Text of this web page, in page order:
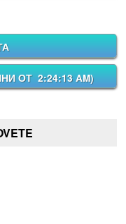
ОТ 2:24:13 AM)